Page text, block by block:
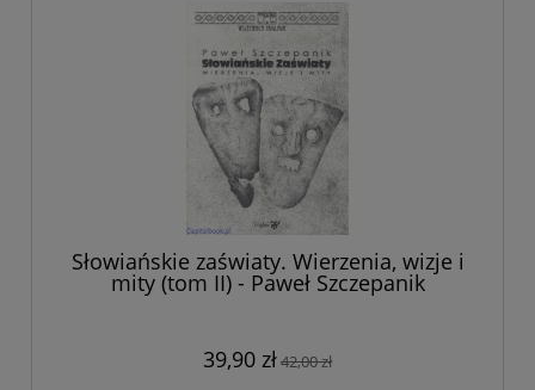
Słowiańskie zaświaty. Wierzenia, wizje i
mity (tom II) - Paweł Szczepanik
39,90 zł42,00 zł